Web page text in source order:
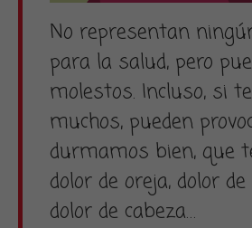
No representan
para la salud, pero
molestos. Incluso, si
muchos, pueden
durmamos bien, que
dolor de oreja, dolor
dolor de cabeza…